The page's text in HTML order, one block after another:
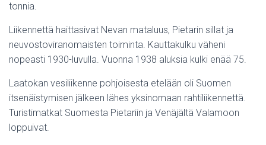
tonnia.
Liikennettä haittasivat Nevan mataluus, Pietarin sillat ja
neuvostoviranomaisten toiminta. Kauttakulku väheni
nopeasti 1930-luvulla. Vuonna 1938 aluksia kulki enää 75.
Laatokan vesiliikenne pohjoisesta etelään oli Suomen
itsenäistymisen jälkeen lähes yksinomaan rahtiliikennettä.
Turistimatkat Suomesta Pietariin ja Venäjältä Valamoon
loppuivat.